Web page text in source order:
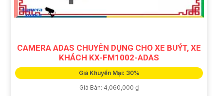
CAMERA ADAS CHUYÊN DỤNG CHO XE BUÝT, XE
KHÁCH KX-FM1002-ADAS
Giá Khuyến Mại: 30%
Giá Bán: 4,060,000 ₫